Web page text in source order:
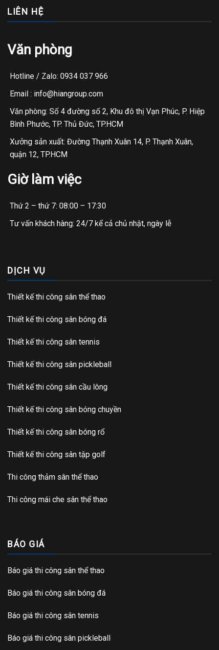
LIÊN HỆ
Văn phòng
Hotline / Zalo: 0934 037 966
Email : info@hiangroup.com
Văn phòng: Số 4 đường số 2, Khu đô thị Vạn Phúc, P. Hiệp
Bình Phước, TP. Thủ Đức, TP.HCM
Xưởng sản xuất: Đường Thạnh Xuân 14, P. Thạnh Xuân,
quận 12, TP.HCM
Giờ làm việc
Thứ 2 – thứ 7: 08:00 – 17:30
Tư vấn khách hàng: 24/7 kể cả chủ nhật, ngày lễ
DỊCH VỤ
Thiết kế thi công sân thể thao
Thiết kế thi công sân bóng đá
Thiết kế thi công sân tennis
Thiết kế thi công sân pickleball
Thiết kế thi công sân cầu lông
Thiết kế thi công sân bóng chuyền
Thiết kế thi công sân bóng rổ
Thiết kế thi công sân tập golf
Thi công thảm sân thể thao
Thi công mái che sân thể thao
BÁO GIÁ
Báo giá thi công sân thể thao
Báo giá thi công sân bóng đá
Báo giá thi công sân tennis
Báo giá thi công sân pickleball